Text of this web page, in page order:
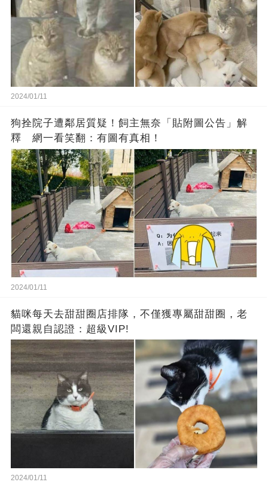
2024/01/11
狗拴院子遭鄰居質疑！飼主無奈「貼附圖公告」解
釋 網一看笑翻：有圖有真相！
2024/01/11
貓咪每天去甜甜圈店排隊，不僅獲專屬甜甜圈，老
闆還親自認證：超級VIP!
2024/01/11